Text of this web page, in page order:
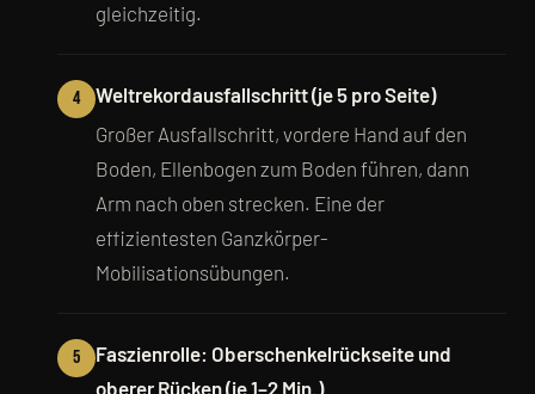
gleichzeitig.
4
Weltrekordausfallschritt (je 5 pro Seite)
Großer Ausfallschritt, vordere Hand auf den
Boden, Ellenbogen zum Boden führen, dann
Arm nach oben strecken. Eine der
effizientesten Ganzkörper-
Mobilisationsübungen.
5
Faszienrolle: Oberschenkelrückseite und
oberer Rücken (je 1–2 Min.)